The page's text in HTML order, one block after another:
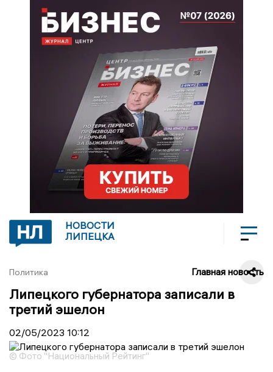
НОВОСТИ
ЛИПЕЦКА
Политика Главная новость
Липецкого губернатора записали в
третий эшелон
02/05/2023 10:12
© Фото "Национальный Рейтинг"